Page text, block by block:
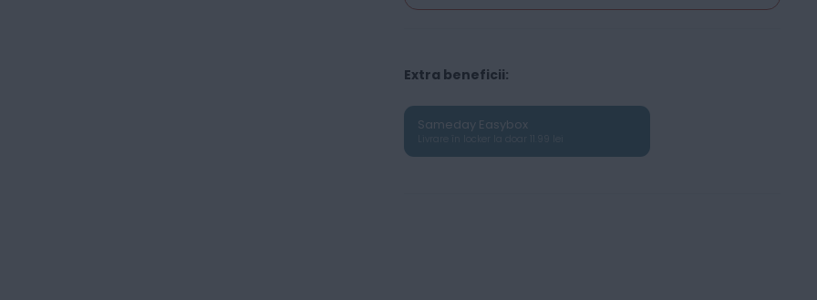
Extra beneficii:
Sameday Easybox